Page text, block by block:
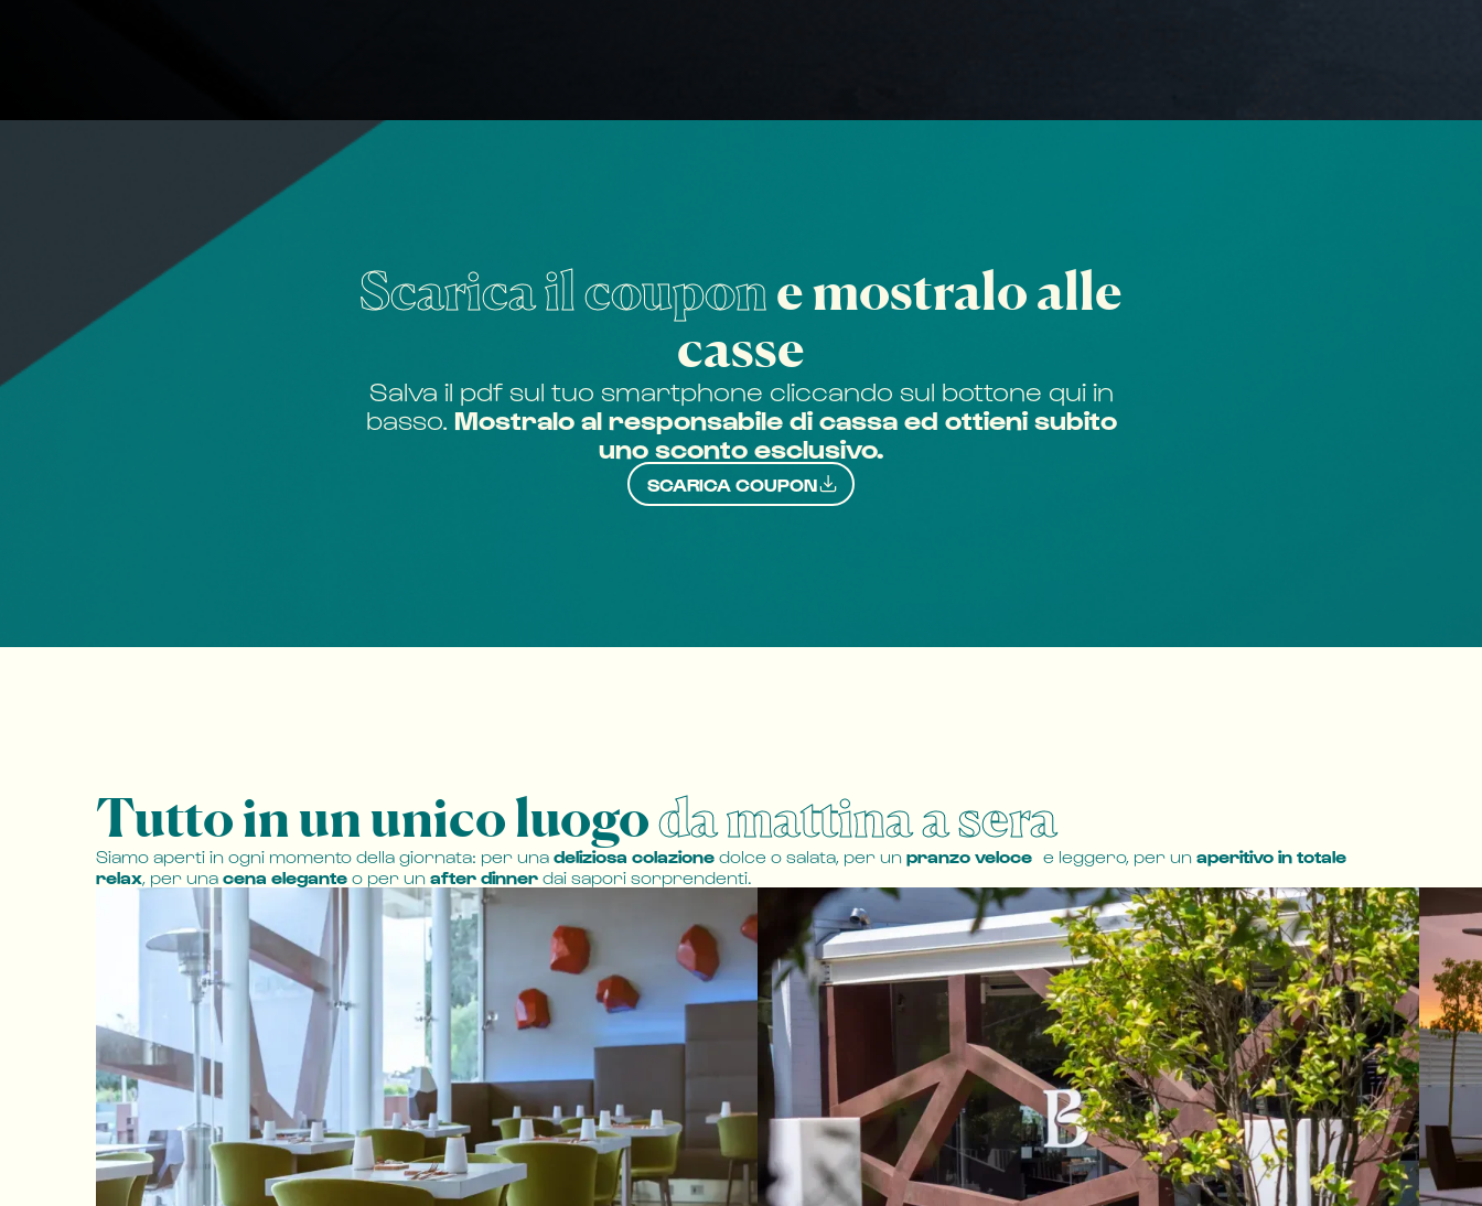
Scarica il coupone mostralo alle
casse
Salva il pdf sul tuo smartphone cliccando sul bottone qui in
basso. Mostralo al responsabile di cassa ed ottieni subito
uno sconto esclusivo.
SCARICA COUPON
Tutto in un unico luogoda mattina a sera
Siamo aperti in ogni momento della giornata: per una deliziosa colazione dolce o salata, per un pranzo veloce e leggero, per un aperitivo in totale
relax, per una cena elegante o per un after dinner dai sapori sorprendenti.